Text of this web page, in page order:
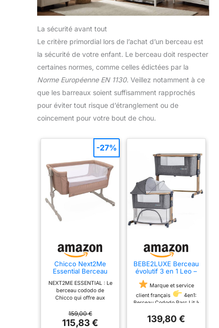
La sécurité avant tout
Le critère primordial lors de l’achat d’un berceau est
la sécurité de votre enfant. Le berceau doit respecter
certaines normes, comme celles édictées par la
Norme Européenne EN 1130. Veillez notamment à ce
que les barreaux soient suffisamment rapprochés
pour éviter tout risque d’étranglement ou de
coincement pour votre bout de chou.
Chicco Next2Me
Essential Berceau
d'Appoint, Berceau
Co-Dodo,
Compatible avec
Réglable, Bonne
Circulation de l'Air,
NEXT2ME ESSENTIAL : Le
berceau cododo de
Chicco qui offre aux
praticité grâce à un
système de pliage
159,00 €
115,83 €
-27%
BEBE2LUXE Berceau
évolutif 3 en 1 Leo –
Cododo réglable
Hauteur, Lit bébé
sécurisé, Parc
modulable, de la
en Mode Parc – Gris
Marque et service
client français
4en1:
Berceau,Cododo,Parc,Lit à
des parents,sangle
139,80 €